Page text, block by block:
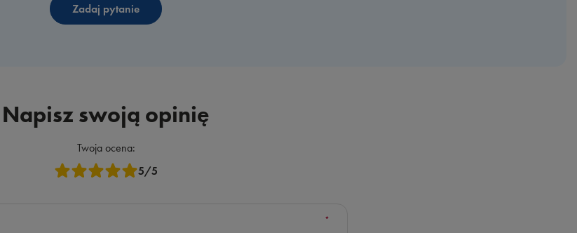
Zadaj pytanie
Napisz swoją opinię
Twoja ocena:
5/5